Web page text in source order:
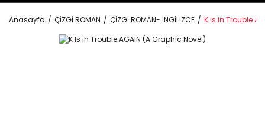
Anasayfa ÇİZGİ ROMAN ÇİZGİ ROMAN- İNGİLİZCE K Is in Trouble